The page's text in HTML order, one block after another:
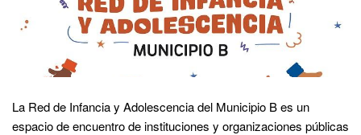
La Red de Infancia y Adolescencia del Municipio B es un
espacio de encuentro de instituciones y organizaciones públicas